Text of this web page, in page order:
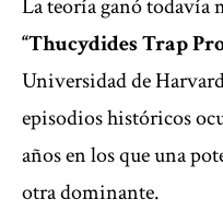
La teoría ganó todavía
“Thucydides Trap
Universidad de
episodios históricos
años en los que una
otra dominante.